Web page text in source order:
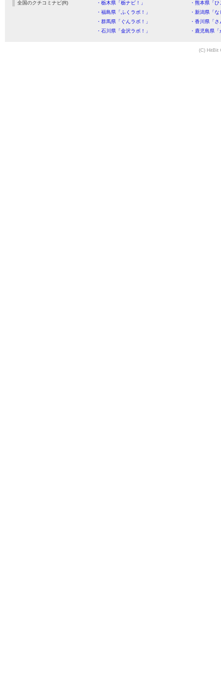
全国のクチコミナビ(R) ・栃木県「栃ナビ！」
・熊本県「
・福島県「ふくラボ！」
・新潟県「
・群馬県「ぐんラボ！」
・香川県「
・石川県「金沢ラボ！」
・鹿児島県
(C) HitBit